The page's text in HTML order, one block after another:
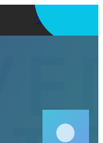
アプリを使う